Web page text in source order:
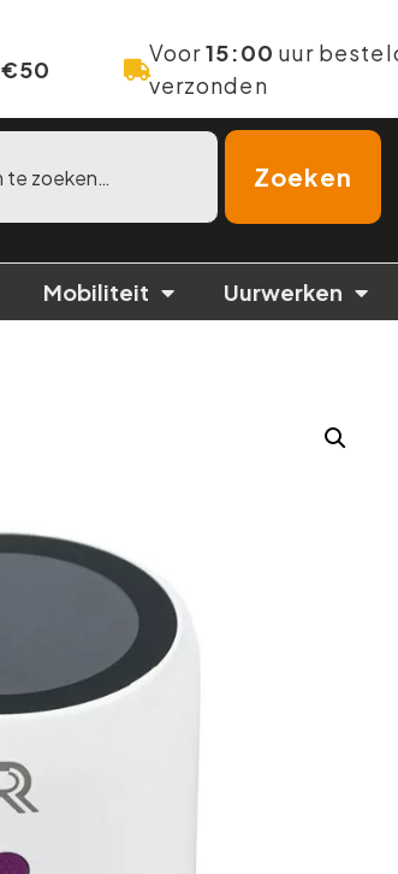
€50
Voor15:00 uur
verzonden
Zoeken
Mobiliteit Uurwerken